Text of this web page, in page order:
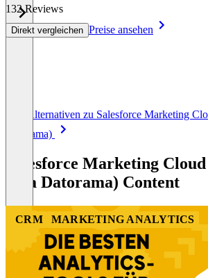
132 Reviews
Direkt vergleichen Preise ansehen
Alle Alternativen zu Salesforce Marketing
Datorama)
Salesforce Marketing
(aka Datorama) Content
CRM MARKETING ANALYTICS